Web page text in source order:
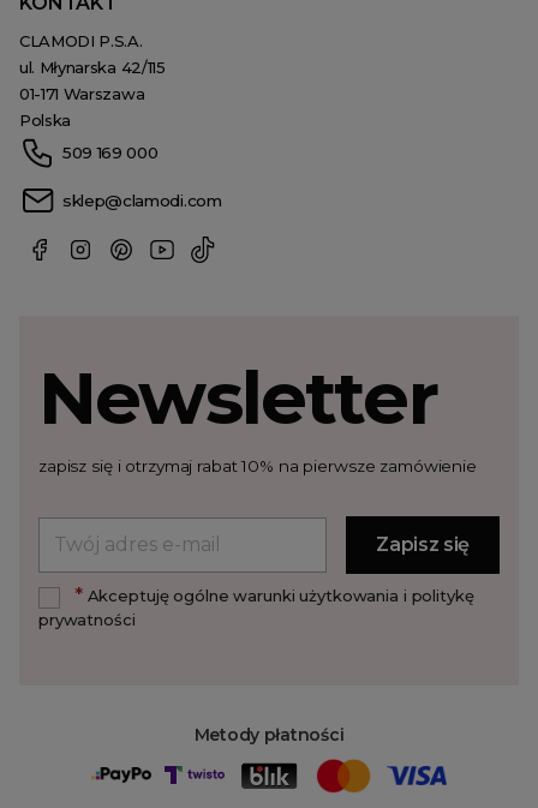
CLAMODI P.S.A.
ul. Młynarska 42/115
01-171 Warszawa
Polska
509 169 000
sklep@clamodi.com
Metody płatności
Newsletter
zapisz się i otrzymaj rabat 10% na pierwsze zamówienie
*Akceptuję ogólne warunki użytkowania i politykę
prywatności